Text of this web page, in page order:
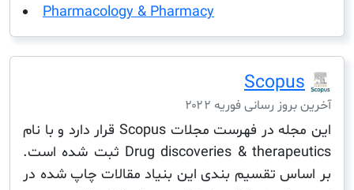
Pharmacology & Pharmacy
رسانی فوریه ۲۰۲۲
این مجله در فهرست مجلات Scopus قرار دارد و با نام
Drug discoveries & therapeutics ثبت شده است.
تقسیم بندی این بنیاد مقالات چاپ شده در